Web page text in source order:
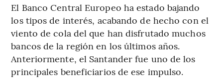
El Banco Central Europeo ha estado bajando
los tipos de interés, acabando de hecho con el
viento de cola del que han disfrutado muchos
bancos de la región en los últimos años.
Anteriormente, el Santander fue uno de los
principales beneficiarios de ese impulso.